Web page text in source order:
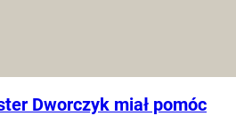
Dworczyk miał pomóc